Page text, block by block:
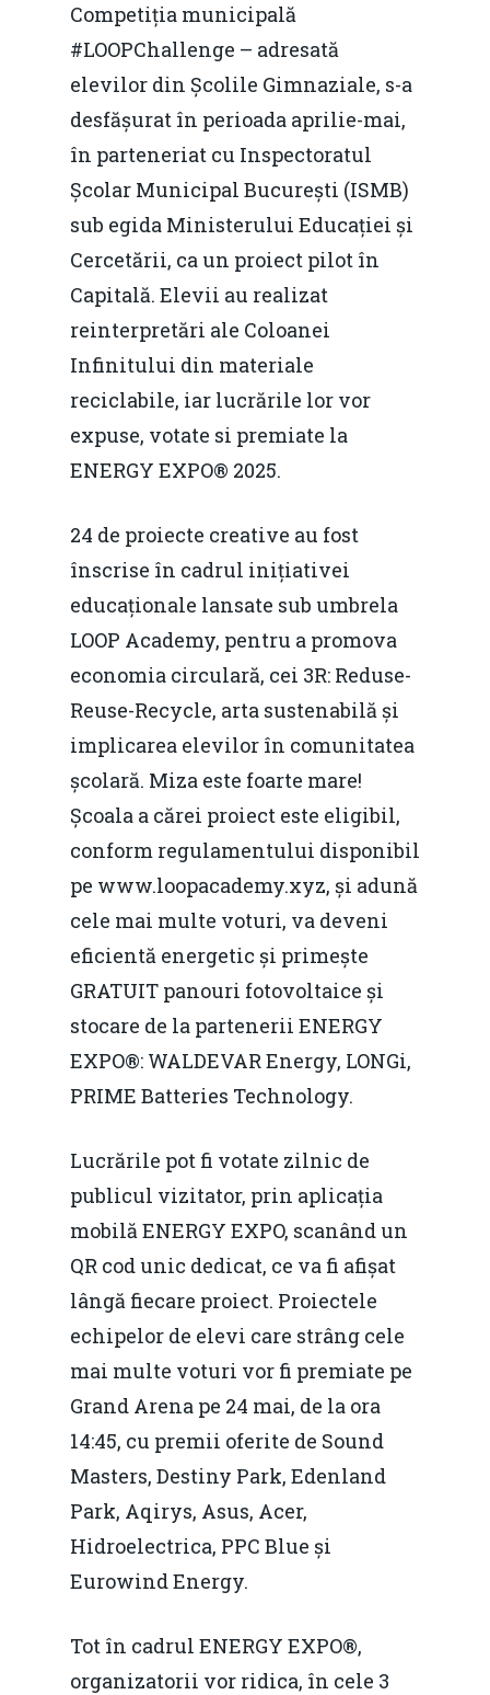
Competiția municipală
#LOOPChallenge – adresată
elevilor din Școlile Gimnaziale, s-a
desfășurat în perioada aprilie-mai,
în parteneriat cu Inspectoratul
Școlar Municipal București (ISMB)
sub egida Ministerului Educației și
Cercetării, ca un proiect pilot în
Capitală. Elevii au realizat
reinterpretări ale Coloanei
Infinitului din materiale
reciclabile, iar lucrările lor vor
expuse, votate si premiate la
ENERGY EXPO® 2025.
24 de proiecte creative au fost
înscrise în cadrul inițiativei
educaționale lansate sub umbrela
LOOP Academy, pentru a promova
economia circulară, cei 3R: Reduse-
Reuse-Recycle, arta sustenabilă și
implicarea elevilor în comunitatea
școlară. Miza este foarte mare!
Școala a cărei proiect este eligibil,
conform regulamentului disponibil
pe www.loopacademy.xyz, și adună
cele mai multe voturi, va deveni
eficientă energetic și primește
GRATUIT panouri fotovoltaice și
stocare de la partenerii ENERGY
EXPO®: WALDEVAR Energy, LONGi,
PRIME Batteries Technology.
Lucrările pot fi votate zilnic de
publicul vizitator, prin aplicația
mobilă ENERGY EXPO, scanând un
QR cod unic dedicat, ce va fi afișat
lângă fiecare proiect. Proiectele
echipelor de elevi care strâng cele
mai multe voturi vor fi premiate pe
Grand Arena pe 24 mai, de la ora
14:45, cu premii oferite de Sound
Masters, Destiny Park, Edenland
Park, Aqirys, Asus, Acer,
Hidroelectrica, PPC Blue și
Eurowind Energy.
Tot în cadrul ENERGY EXPO®,
organizatorii vor ridica, în cele 3